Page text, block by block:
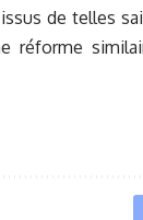
de telles
réforme